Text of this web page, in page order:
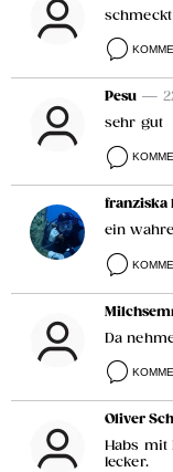
Pesu —
sehr gut
franziska
ein
Da
Oliver
Habs mit
lecker.